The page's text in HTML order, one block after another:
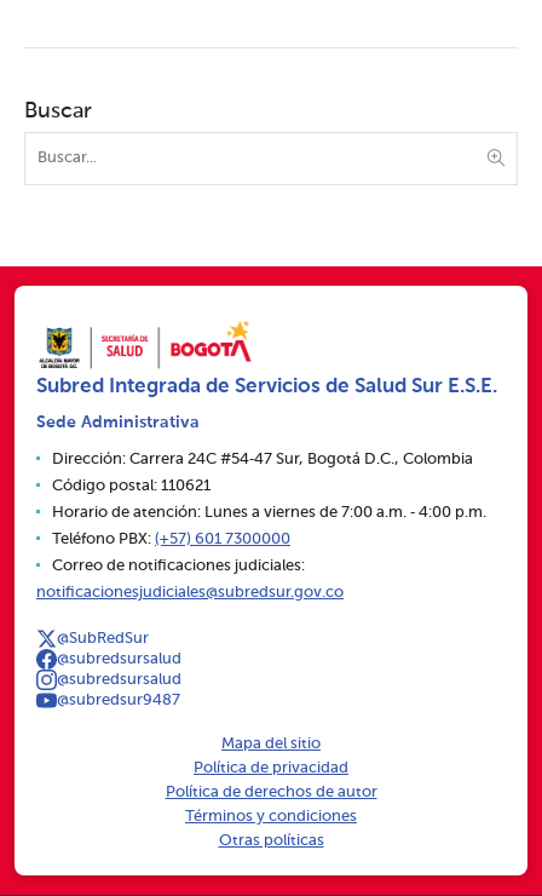
Buscar
Subred Integrada de Servicios de Salud Sur E.S.E.
Sede Administrativa
Dirección: Carrera 24C #54‑47 Sur, Bogotá D.C., Colombia
Código postal: 110621
Horario de atención: Lunes a viernes de 7:00 a.m. ‑ 4:00 p.m.
Teléfono PBX: (+57) 601 7300000
Correo de notificaciones judiciales:
notificacionesjudiciales@subredsur.gov.co
@SubRedSur
@subredsursalud
@subredsursalud
@subredsur9487
Mapa del sitio
Política de privacidad
Política de derechos de autor
Términos y condiciones
Otras políticas